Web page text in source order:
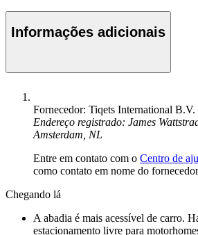
Informações adicionais
Fornecedor: Tiqets International B.V.
Endereço registrado: James
Amsterdam, NL
Entre em contato com o Centro de
como contato em nome do
Chegando lá
A abadia é mais acessível de carro.
estacionamento livre para